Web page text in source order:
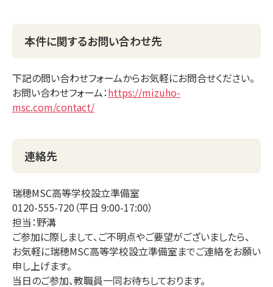
本件に関するお問い合わせ先
下記の問い合わせフォームからお気軽にお問合せください。
お問い合わせフォーム：https://mizuho-
msc.com/contact/
連絡先
瑞穂MSC高等学校設立準備室
0120-555-720（平日 9:00-17:00）
担当：野溝
ご参加に際しまして、ご不明点やご要望がございましたら、
お気軽に瑞穂MSC高等学校設立準備室までご連絡をお願い
申し上げます。
当日のご参加、教職員一同お待ちしております。